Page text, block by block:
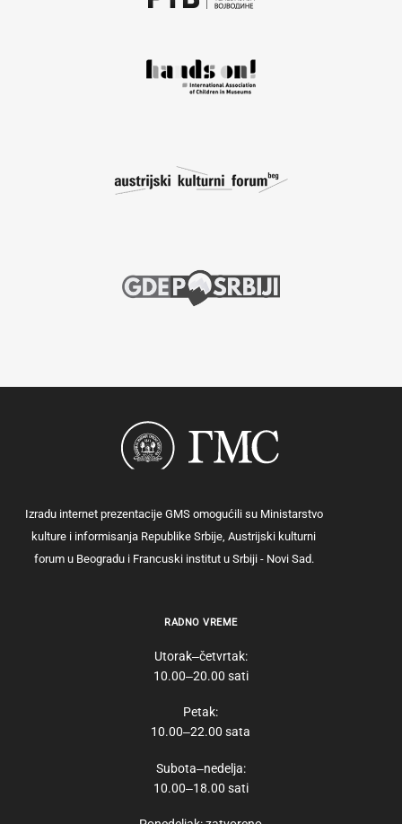
Izradu internet prezentacije GMS omogućili su Ministarstvo
kulture i informisanja Republike Srbije, Austrijski kulturni
forum u Beogradu i Francuski institut u Srbiji - Novi Sad.
RADNO VREME
Utorak‒četvrtak:
10.00‒20.00 sati
Petak:
10.00‒22.00 sata
Subota‒nedelja:
10.00‒18.00 sati